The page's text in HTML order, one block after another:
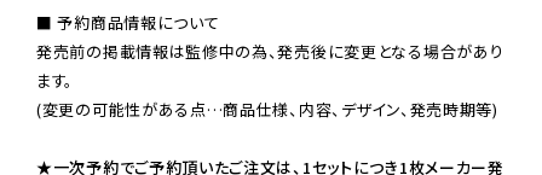
■ 予約商品情報について
発売前の掲載情報は監修中の為、発売後に変更となる場合があり
ます。
(変更の可能性がある点…商品仕様、内容、デザイン、発売時期等)
★一次予約でご予約頂いたご注文は、1セットにつき1枚メーカー発